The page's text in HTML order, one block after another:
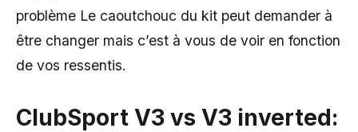
problème Le caoutchouc du kit peut demander à
être changer mais c’est à vous de voir en fonction
de vos ressentis.
ClubSport V3 vs V3 inverted: